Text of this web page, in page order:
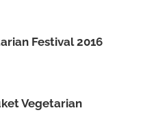
Festival 2016
Vegetarian